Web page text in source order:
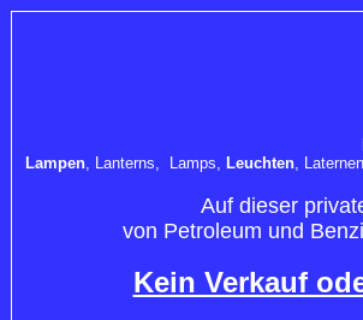
Lampen, Lanterns, Lamps, Leuchten,
Auf dieser
von Petroleum und
Kein Verkauf